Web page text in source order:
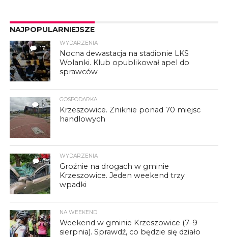
NAJPOPULARNIEJSZE
17
WYDARZENIA
Nocna dewastacja na stadionie LKS
Wolanki. Klub opublikował apel do
sprawców
7
GOSPODARKA
Krzeszowice. Zniknie ponad 70 miejsc
handlowych
3
WYDARZENIA
Groźnie na drogach w gminie
Krzeszowice. Jeden weekend trzy
wpadki
NA WEEKEND
Weekend w gminie Krzeszowice (7–9
sierpnia). Sprawdź, co będzie się działo